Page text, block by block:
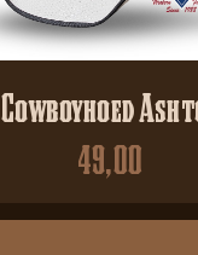
Cowboyhoed
49,00